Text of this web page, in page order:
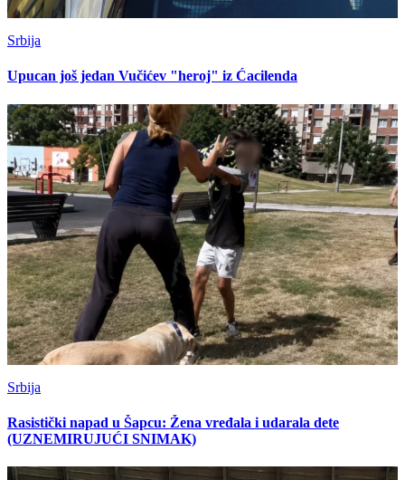
Srbija
Upucan još jedan Vučićev "heroj" iz Ćacilenda
Srbija
Rasistički napad u Šapcu: Žena vređala i udarala dete
(UZNEMIRUJUĆI SNIMAK)